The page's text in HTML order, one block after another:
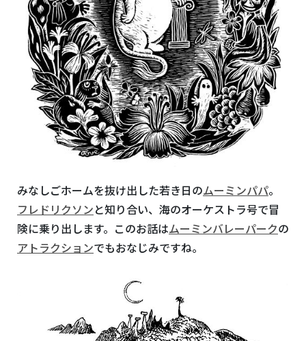
みなしごホームを抜け出した若き日のムーミンパパ。
フレドリクソンと知り合い、海のオーケストラ号で冒
険に乗り出します。このお話はムーミンバレーパークの
アトラクションでもおなじみですね。